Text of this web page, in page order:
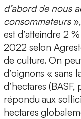
d’abord de nous
consommateurs
est d’atteindre 2
2022 selon
de culture. On
d’oignons « sans
d’hectares (BASF,
répondu aux
hectares